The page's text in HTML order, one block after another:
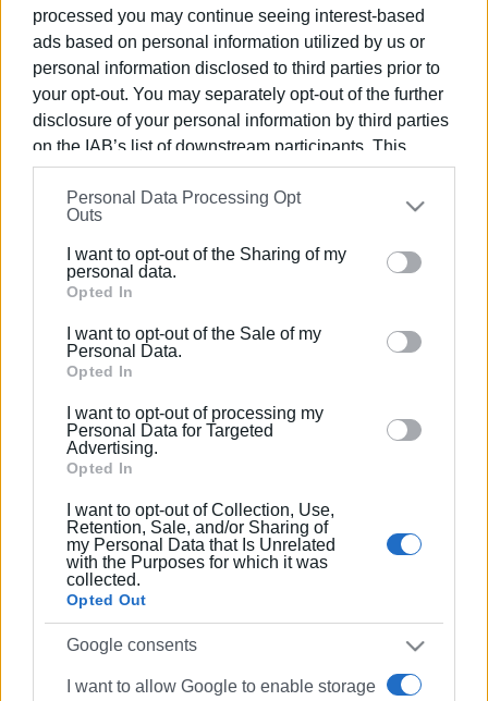
processed you may continue seeing interest-based
ads based on personal information utilized by us or
personal information disclosed to third parties prior to
your opt-out. You may separately opt-out of the further
disclosure of your personal information by third parties
on the IAB’s list of downstream participants. This
information may also be disclosed by us to third parties
on theIAB’s List of Downstream Participants
that may
further disclose it to other third parties.
Please note that this website/app uses one or more
Google services and may gather and store information
behaviour. You may click to grant or deny consent to
Google and its third-party tags to use your data for
section.
Personal Data Processing Opt
Outs
I want to opt-out of the Sharing of my
personal data.
Opted In
I want to opt-out of the Sale of my
Personal Data.
Opted In
I want to opt-out of processing my
Personal Data for Targeted
Advertising.
Opted In
I want to opt-out of Collection, Use,
Retention, Sale, and/or Sharing of
my Personal Data that Is Unrelated
with the Purposes for which it was
collected.
Opted Out
Google consents
I want to allow Google to enable storage
Την τελετή θα τιμήσει με την παρουσία του ο Πρόεδρος
του Ελληνικού Ερυθρού Σταυρού, Dr. Αντώνιος
Αυγερινός.
Το Σάββατο 18 Απριλίου 2026 στις 17:00 στον Ι.Ν. Αγίου
Γεωργίου (Παλαιό Φρούριο Κέρκυρας)
Διοργάνωση: ΕΕΣ – Περιφερειακό Τμήμα Κέρκυρας
Εμφανίσεις: 526
ΕΛΕΝΗ ΚΟΡΩΝΑΚΗ
Εργάζεται στις Εκδόσεις Ενημέρωση από το
1990 σε θέσεις υψηλής ευθύνης. Ειδικεύεται στις
δημόσιες σχέσεις, το ελεύθερο και το
καλλιτεχνικό ρεπορτάζ.